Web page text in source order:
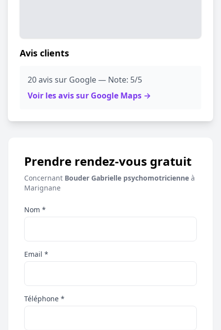
Avis clients
20 avis sur Google — Note: 5/5
Voir les avis sur Google Maps →
Prendre rendez-vous gratuit
Concernant Bouder Gabrielle psychomotricienne à
Marignane
Nom *
Email *
Téléphone *